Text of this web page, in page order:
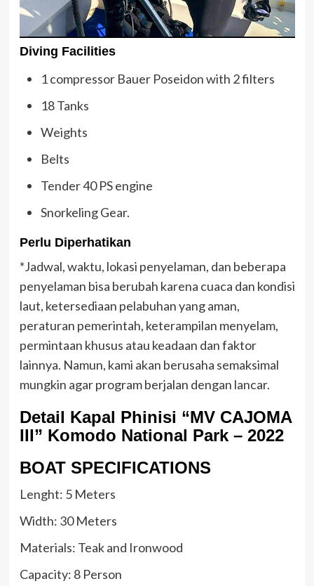
Diving Facilities
1 compressor Bauer Poseidon with 2 filters
18 Tanks
Weights
Belts
Tender 40 PS engine
Snorkeling Gear.
Perlu Diperhatikan
*Jadwal, waktu, lokasi penyelaman, dan beberapa
penyelaman bisa berubah karena cuaca dan kondisi
laut, ketersediaan pelabuhan yang aman,
peraturan pemerintah, keterampilan menyelam,
permintaan khusus atau keadaan dan faktor
lainnya. Namun, kami akan berusaha semaksimal
mungkin agar program berjalan dengan lancar.
Detail Kapal Phinisi “MV CAJOMA
III” Komodo National Park – 2022
BOAT SPECIFICATIONS
Lenght: 5 Meters
Width: 30 Meters
Materials: Teak and Ironwood
Capacity: 8 Person